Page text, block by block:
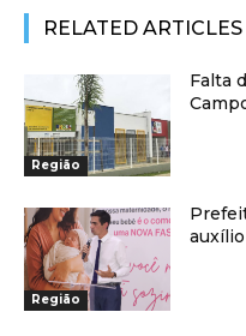
RELATED ARTICLES
Região
Falta
Região